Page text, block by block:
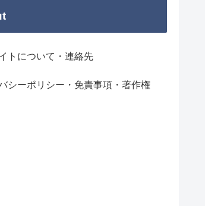
トについて・連絡先
シーポリシー・免責事項・著作権